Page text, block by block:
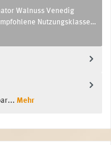
Walnuss Venedig
Nutzungsklasse…
Mehr